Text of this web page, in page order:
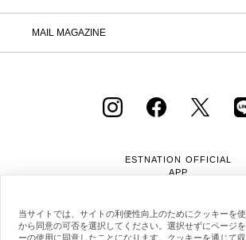
MAIL MAGAZINE
ESTNATION OFFICIAL
APP
当サイトでは、サイトの利便性向上のためにクッキーを
から同意の可否を選択してください。選択せずにページ
ーの使用に同意したことになります。クッキーを通じて